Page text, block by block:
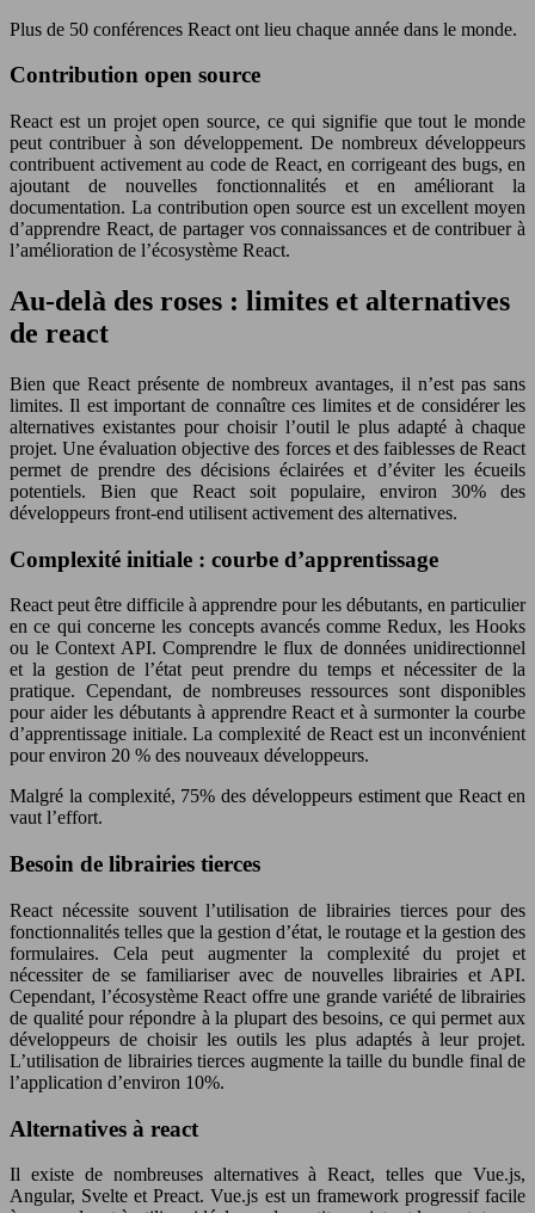
Plus de 50 conférences React ont lieu chaque année dans le monde.
Contribution open source
React est un projet open source, ce qui signifie que tout le monde
peut contribuer à son développement. De nombreux développeurs
contribuent activement au code de React, en corrigeant des bugs, en
ajoutant de nouvelles fonctionnalités et en améliorant la
documentation. La contribution open source est un excellent moyen
d’apprendre React, de partager vos connaissances et de contribuer à
l’amélioration de l’écosystème React.
Au-delà des roses : limites et alternatives
de react
Bien que React présente de nombreux avantages, il n’est pas sans
limites. Il est important de connaître ces limites et de considérer les
alternatives existantes pour choisir l’outil le plus adapté à chaque
projet. Une évaluation objective des forces et des faiblesses de React
permet de prendre des décisions éclairées et d’éviter les écueils
potentiels. Bien que React soit populaire, environ 30% des
développeurs front-end utilisent activement des alternatives.
Complexité initiale : courbe d’apprentissage
React peut être difficile à apprendre pour les débutants, en particulier
en ce qui concerne les concepts avancés comme Redux, les Hooks
ou le Context API. Comprendre le flux de données unidirectionnel
et la gestion de l’état peut prendre du temps et nécessiter de la
pratique. Cependant, de nombreuses ressources sont disponibles
pour aider les débutants à apprendre React et à surmonter la courbe
d’apprentissage initiale. La complexité de React est un inconvénient
pour environ 20 % des nouveaux développeurs.
Malgré la complexité, 75% des développeurs estiment que React en
vaut l’effort.
Besoin de librairies tierces
React nécessite souvent l’utilisation de librairies tierces pour des
fonctionnalités telles que la gestion d’état, le routage et la gestion des
formulaires. Cela peut augmenter la complexité du projet et
nécessiter de se familiariser avec de nouvelles librairies et API.
Cependant, l’écosystème React offre une grande variété de librairies
de qualité pour répondre à la plupart des besoins, ce qui permet aux
développeurs de choisir les outils les plus adaptés à leur projet.
L’utilisation de librairies tierces augmente la taille du bundle final de
l’application d’environ 10%.
Alternatives à react
Il existe de nombreuses alternatives à React, telles que Vue.js,
Angular, Svelte et Preact. Vue.js est un framework progressif facile